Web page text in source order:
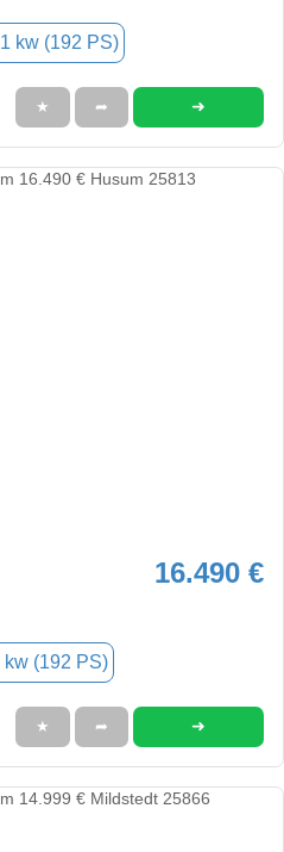
kw (192 PS)
★ ➦ ➜
16.490 €
kw (192 PS)
★ ➦ ➜